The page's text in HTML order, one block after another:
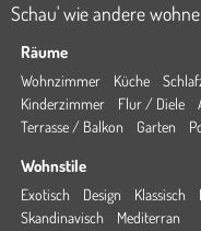
Schau' wie andere
Räume
Wohnzimmer Küche
Kinderzimmer
Flur / Diele
Terrasse / Balkon
Garten
Wohnstile
Exotisch Design Klassisch
Skandinavisch
Mediterran